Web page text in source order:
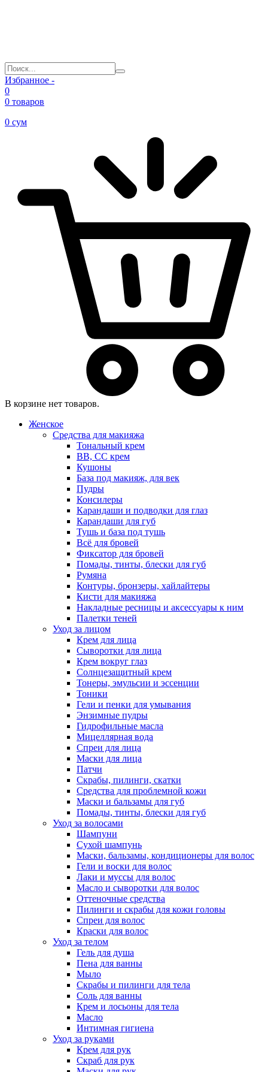
Избранное -
0
0 товаров
0 сум
В корзине нет товаров.
Женское
Средства для макияжа
Тональный крем
BB, CC крем
Кушоны
База под макияж, для век
Пудры
Консилеры
Карандаши и подводки для глаз
Карандаши для губ
Тушь и база под тушь
Всё для бровей
Фиксатор для бровей
Помады, тинты, блески для губ
Румяна
Контуры, бронзеры, хайлайтеры
Кисти для макияжа
Накладные ресницы и аксессуары к ним
Палетки теней
Уход за лицом
Крем для лица
Сыворотки для лица
Крем вокруг глаз
Солнцезащитный крем
Тонеры, эмульсии и эссенции
Тоники
Гели и пенки для умывания
Энзимные пудры
Гидрофильные масла
Мицеллярная вода
Спреи для лица
Маски для лица
Патчи
Скрабы, пилинги, скатки
Средства для проблемной кожи
Маски и бальзамы для губ
Помады, тинты, блески для губ
Уход за волосами
Шампуни
Сухой шампунь
Маски, бальзамы, кондиционеры для волос
Гели и воски для волос
Лаки и муссы для волос
Масло и сыворотки для волос
Оттеночные средства
Пилинги и скрабы для кожи головы
Спреи для волос
Краски для волос
Уход за телом
Гель для душа
Пена для ванны
Мыло
Скрабы и пилинги для тела
Соль для ванны
Крем и лосьоны для тела
Масло
Интимная гигиена
Уход за руками
Крем для рук
Скраб для рук